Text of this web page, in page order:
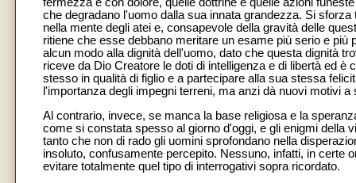
che degradano l'uomo dalla sua innata grandezza. Si
nella mente degli atei e, consapevole della gravità delle
ritiene che esse debbano meritare un esame più serio e
alcun modo alla dignità dell'uomo, dato che questa dignità
riceve da Dio Creatore le doti di intelligenza e di libertà ed
stesso in qualità di figlio e a partecipare alla sua stessa
l'importanza degli impegni terreni, ma anzi dà nuovi motivi
Al contrario, invece, se manca la base religiosa e la
come si constata spesso al giorno d'oggi, e gli enigmi della
tanto che non di rado gli uomini sprofondano nella
insoluto, confusamente percepito. Nessuno, infatti, in certe
evitare totalmente quel tipo di interrogativi sopra ricordato.